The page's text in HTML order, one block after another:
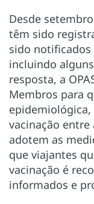
Desde
têm sido
sido
incluindo
resposta, a
Membros para
vacinação entre
adotem as
que viajantes
vacinação é
informados e